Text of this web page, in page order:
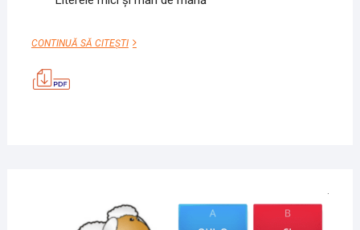
CONTINUĂ SĂ CITEȘTIC